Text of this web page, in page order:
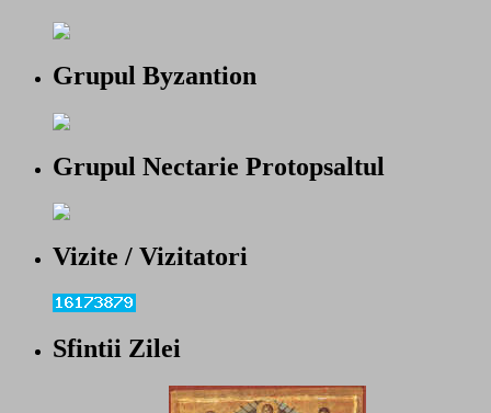
Grupul Byzantion
Grupul Nectarie Protopsaltul
Vizite / Vizitatori
Sfintii Zilei